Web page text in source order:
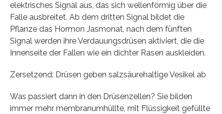
elektrisches Signal aus, das sich wellenförmig über die
Falle ausbreitet. Ab dem dritten Signal bildet die
Pflanze das Hormon Jasmonat, nach dem fünften
Signal werden ihre Verdauungsdrüsen aktiviert, die die
Innenseite der Fallen wie ein dichter Rasen auskleiden.
Zersetzend: Drüsen geben salzsäurehaltige Vesikel ab
Was passiert dann in den Drüsenzellen? Sie bilden
immer mehr membranumhüllte, mit Flüssigkeit gefüllte